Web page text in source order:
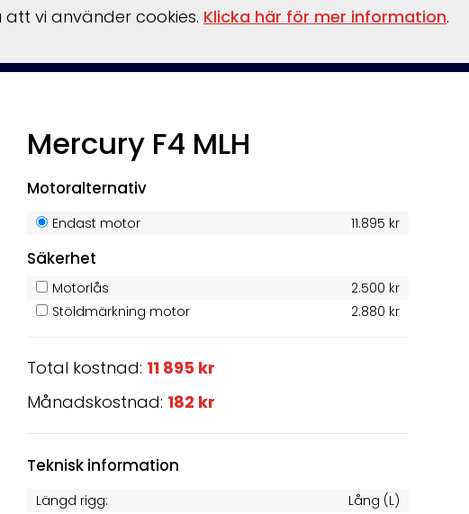
Mercury F4 MLH
Motoralternativ
Endast motor 11.895 kr
Säkerhet
Motorlås
2.500 kr
Stöldmärkning motor
2.880 kr
Total kostnad: 11 895 kr
Månadskostnad: 182 kr
Teknisk information
Längd rigg:
Lång (L)
vi använder cookies. Klicka här för mer information.